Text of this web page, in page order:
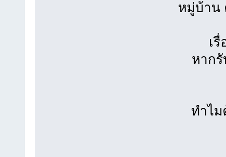
หมู่บ้าน
เ
หาก
ทำไม